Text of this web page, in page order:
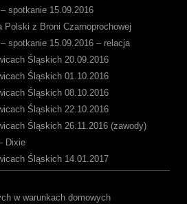
spotkanie 15.09.2016
z Broni Czarnoprochowej
spotkanie 15.09.2016 – relacja
Śląskich 20.09.2016
Śląskich 01.10.2016
Śląskich 08.10.2016
Śląskich 22.10.2016
Śląskich 26.11.2016 (zawody)
Dixie
Śląskich 14.01.2017
w warunkach domowych